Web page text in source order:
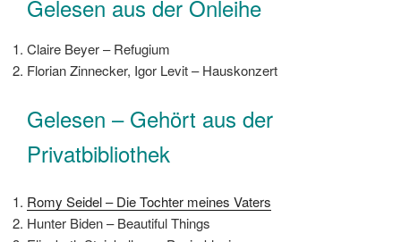
Gelesen aus der Onleihe
Claire Beyer – Refugium
Florian Zinnecker, Igor Levit – Hauskonzert
Gelesen – Gehört aus der
Privatbibliothek
Romy Seidel – Die Tochter meines Vaters
Hunter Biden – Beautiful Things